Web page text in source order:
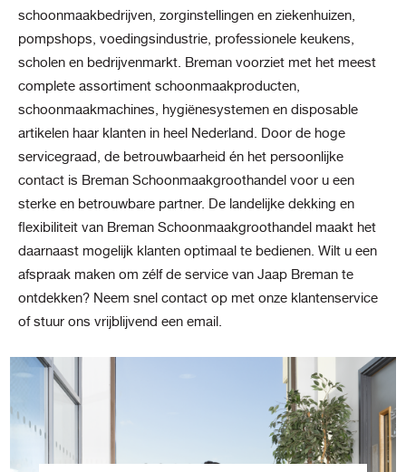
schoonmaakbedrijven, zorginstellingen en ziekenhuizen,
pompshops, voedingsindustrie, professionele keukens,
scholen en bedrijvenmarkt. Breman voorziet met het meest
complete assortiment schoonmaakproducten,
schoonmaakmachines, hygiënesystemen en disposable
artikelen haar klanten in heel Nederland. Door de hoge
servicegraad, de betrouwbaarheid én het persoonlijke
contact is Breman Schoonmaakgroothandel voor u een
sterke en betrouwbare partner. De landelijke dekking en
flexibiliteit van Breman Schoonmaakgroothandel maakt het
daarnaast mogelijk klanten optimaal te bedienen. Wilt u een
afspraak maken om zélf de service van Jaap Breman te
ontdekken? Neem snel contact op met onze klantenservice
of stuur ons vrijblijvend een email.